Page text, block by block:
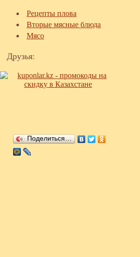
Рецепты плова
Вторые мясные блюда
Мясо
Друзья:
Поделиться…